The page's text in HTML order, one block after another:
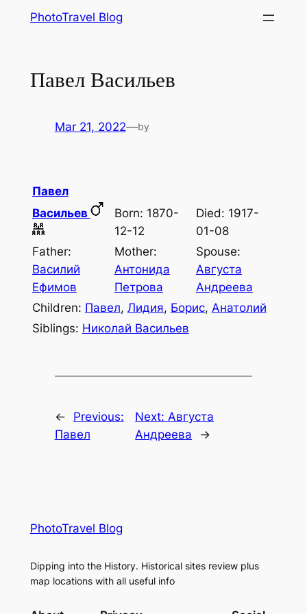
PhotoTravel Blog
Павел Васильев
Mar 21, 2022—by
Павел
Васильев
Born: 1870-
12-12
Died: 1917-
01-08
Father:
Василий
Ефимов
Mother:
Антонида
Петрова
Spouse:
Августа
Андреева
Children: Павел, Лидия, Борис, Анатолий
Siblings: Николай Васильев
←
Previous:
Павел
Next:Августа
Андреева
→
PhotoTravel Blog
Dipping into the History. Historical sites review plus
map locations with all useful info